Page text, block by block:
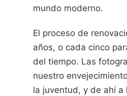
mundo moderno.
El proceso de
años, o cada cinco
del tiempo. Las
nuestro
la juventud, y de ahí a